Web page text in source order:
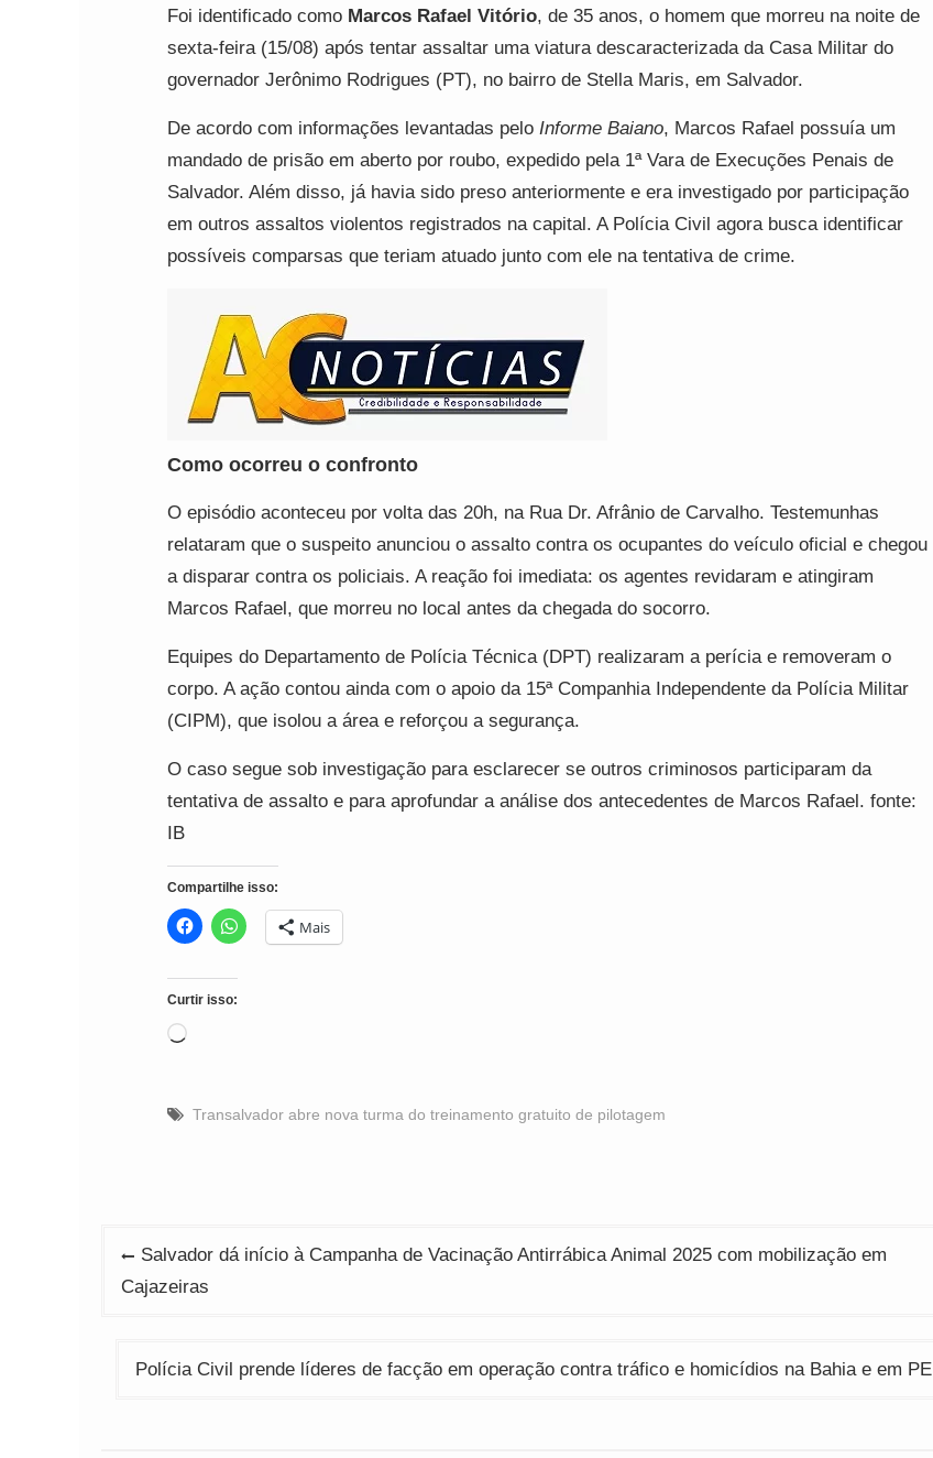
Foi identificado como Marcos Rafael Vitório, de 35 anos, o homem que morreu na noite de
sexta-feira (15/08) após tentar assaltar uma viatura descaracterizada da Casa Militar do
governador Jerônimo Rodrigues (PT), no bairro de Stella Maris, em Salvador.
De acordo com informações levantadas pelo Informe Baiano, Marcos Rafael possuía um
mandado de prisão em aberto por roubo, expedido pela 1ª Vara de Execuções Penais de
Salvador. Além disso, já havia sido preso anteriormente e era investigado por participação
em outros assaltos violentos registrados na capital. A Polícia Civil agora busca identificar
possíveis comparsas que teriam atuado junto com ele na tentativa de crime.
Como ocorreu o confronto
O episódio aconteceu por volta das 20h, na Rua Dr. Afrânio de Carvalho. Testemunhas
relataram que o suspeito anunciou o assalto contra os ocupantes do veículo oficial e chegou
a disparar contra os policiais. A reação foi imediata: os agentes revidaram e atingiram
Marcos Rafael, que morreu no local antes da chegada do socorro.
Equipes do Departamento de Polícia Técnica (DPT) realizaram a perícia e removeram o
corpo. A ação contou ainda com o apoio da 15ª Companhia Independente da Polícia Militar
(CIPM), que isolou a área e reforçou a segurança.
O caso segue sob investigação para esclarecer se outros criminosos participaram da
tentativa de assalto e para aprofundar a análise dos antecedentes de Marcos Rafael. fonte:
IB
Compartilhe isso:
Mais
Curtir isso:
Carregando...
Transalvador abre nova turma do treinamento gratuito de pilotagem
Navegação
de
Salvador dá início à Campanha de Vacinação Antirrábica Animal 2025 com mobilização em
Cajazeiras
Polícia Civil prende líderes de facção em operação contra tráfico e homicídios na Bahia e em PE